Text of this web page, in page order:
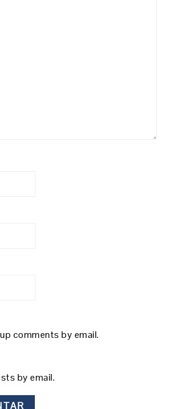
comments by email.
by email.